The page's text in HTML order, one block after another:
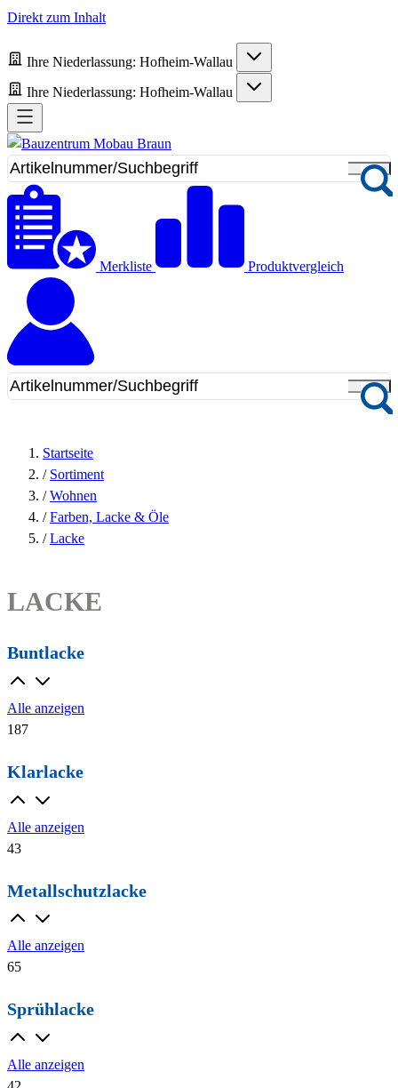
Direkt zum Inhalt
Ihre Niederlassung: Hofheim-Wallau
Ihre Niederlassung: Hofheim-Wallau
Merkliste Produktvergleich
Startseite
/ Sortiment
/ Wohnen
/ Farben, Lacke & Öle
/ Lacke
LACKE
Buntlacke
Alle anzeigen
187
Klarlacke
Alle anzeigen
43
Metallschutzlacke
Alle anzeigen
65
Sprühlacke
Alle anzeigen